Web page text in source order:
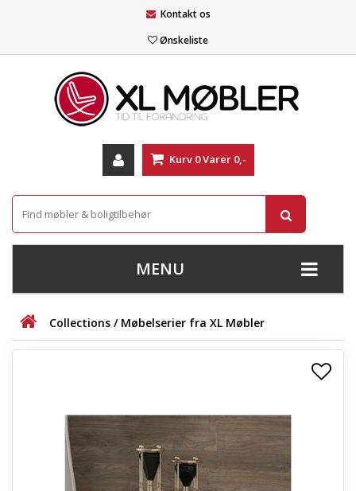
Kontakt os
Ønskeliste
Kurv 0Varer 0,-
MENU
+
STUE
+
KONTORMØBLER
OPBEVARING
Collections / Møbelserier fra XL Møbler